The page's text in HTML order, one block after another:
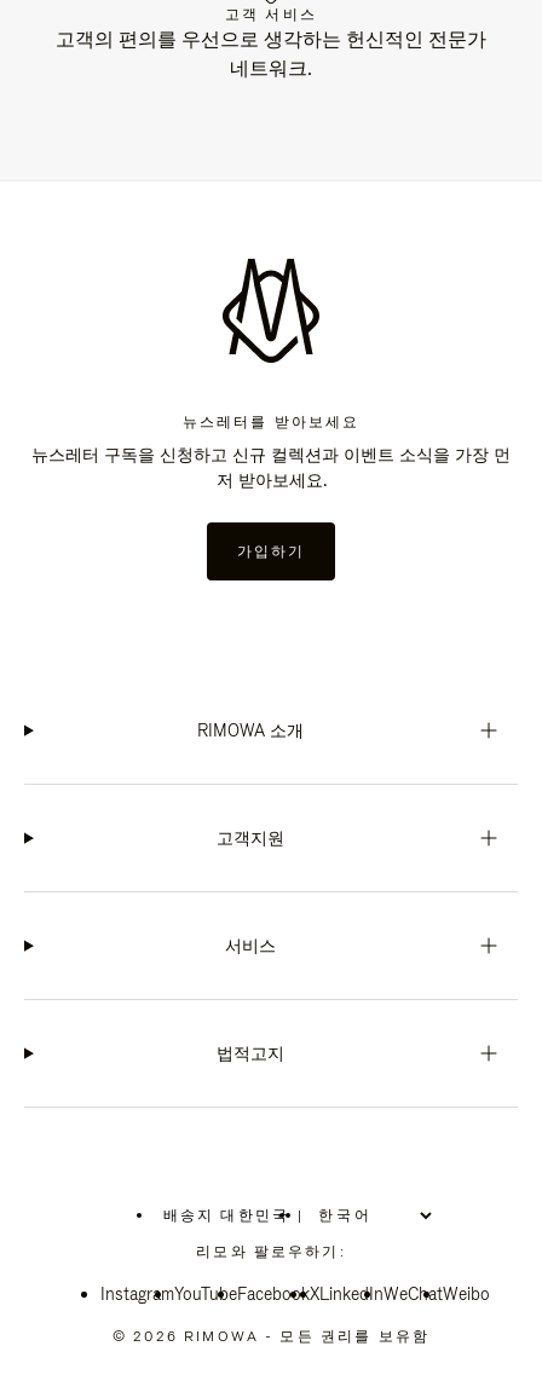
고객 서비스
고객의 편의를 우선으로 생각하는 헌신적인 전문가
네트워크.
뉴스레터를 받아보세요
뉴스레터 구독을 신청하고 신규 컬렉션과 이벤트 소식을 가장 먼
저 받아보세요.
가입하기
RIMOWA 소개
고객지원
서비스
법적고지
배송지 대한민국
위
치
선
십
|
리모와 팔로우하기:
InstagramYouTubeFacebookXLinkedInWeChatWeibo
© 2026 RIMOWA - 모든 권리를 보유함